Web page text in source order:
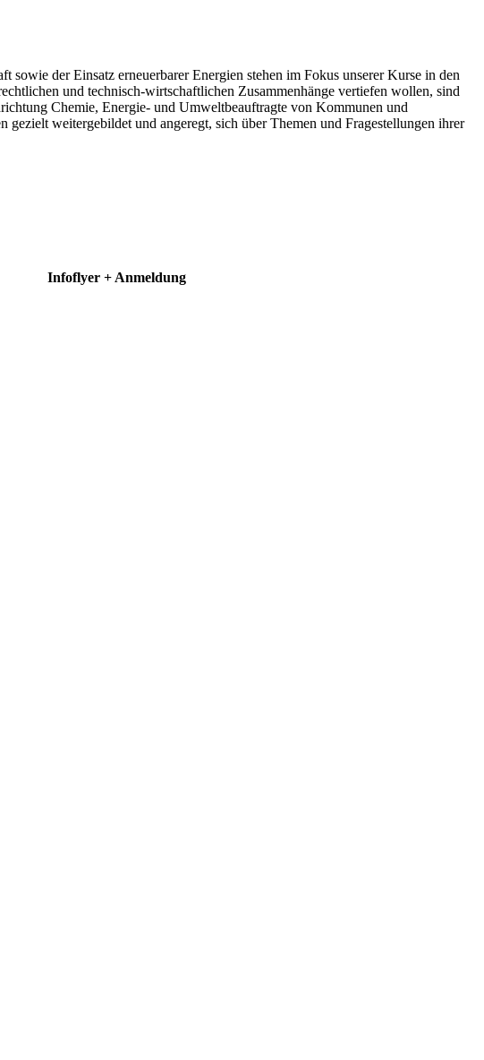
der Einsatz erneuerbarer Energien stehen im Fokus unserer Kurse in den
und technisch-wirtschaftlichen Zusammenhänge vertiefen wollen, sind
Chemie, Energie- und Umweltbeauftragte von Kommunen und
weitergebildet und angeregt, sich über Themen und Fragestellungen ihrer
Infoflyer + Anmeldung